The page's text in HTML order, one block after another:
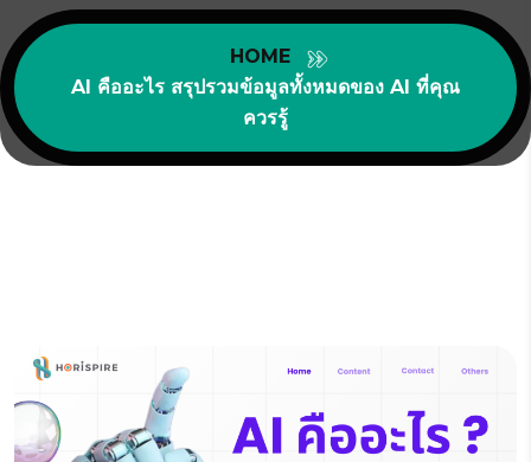
HOME
AI คืออะไร สรุปรวมข้อมูลทั้งหมดของ AI ที่คุณ
ควรรู้